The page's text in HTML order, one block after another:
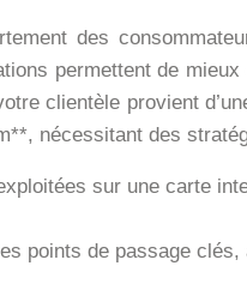
des
permettent de
clientèle provient
nécessitant des
sur une carte
points de passage